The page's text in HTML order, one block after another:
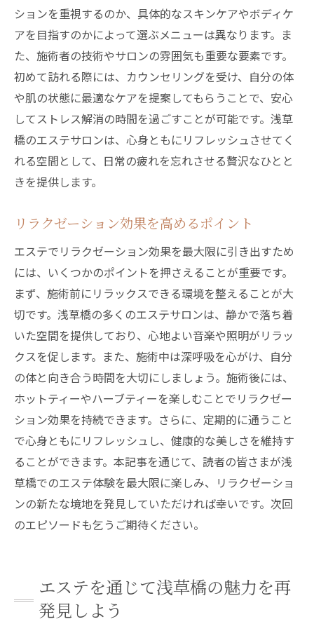
ションを重視するのか、具体的なスキンケアやボディケ
アを目指すのかによって選ぶメニューは異なります。ま
た、施術者の技術やサロンの雰囲気も重要な要素です。
初めて訪れる際には、カウンセリングを受け、自分の体
や肌の状態に最適なケアを提案してもらうことで、安心
してストレス解消の時間を過ごすことが可能です。浅草
橋のエステサロンは、心身ともにリフレッシュさせてく
れる空間として、日常の疲れを忘れさせる贅沢なひとと
きを提供します。
リラクゼーション効果を高めるポイント
エステでリラクゼーション効果を最大限に引き出すため
には、いくつかのポイントを押さえることが重要です。
まず、施術前にリラックスできる環境を整えることが大
切です。浅草橋の多くのエステサロンは、静かで落ち着
いた空間を提供しており、心地よい音楽や照明がリラッ
クスを促します。また、施術中は深呼吸を心がけ、自分
の体と向き合う時間を大切にしましょう。施術後には、
ホットティーやハーブティーを楽しむことでリラクゼー
ション効果を持続できます。さらに、定期的に通うこと
で心身ともにリフレッシュし、健康的な美しさを維持す
ることができます。本記事を通じて、読者の皆さまが浅
草橋でのエステ体験を最大限に楽しみ、リラクゼーショ
ンの新たな境地を発見していただければ幸いです。次回
のエピソードも乞うご期待ください。
エステを通じて浅草橋の魅力を再
発見しよう